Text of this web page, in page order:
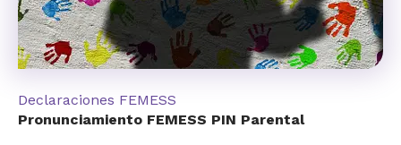
Declaraciones FEMESS
Pronunciamiento FEMESS PIN Parental